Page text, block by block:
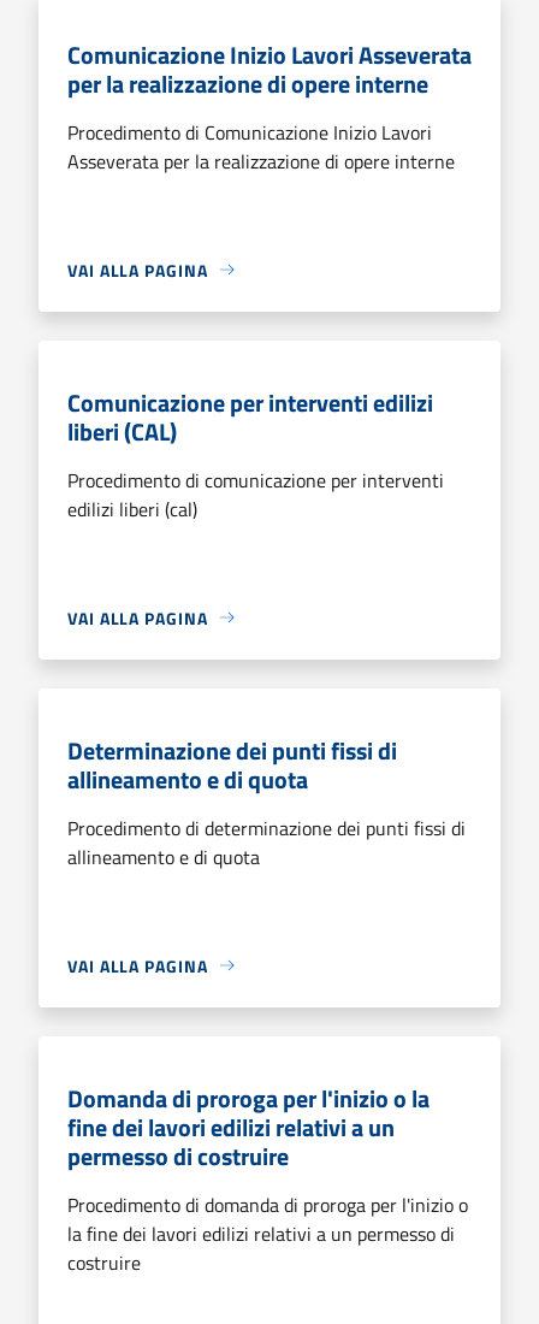
Comunicazione Inizio Lavori Asseverata
per la realizzazione di opere interne
Procedimento di Comunicazione Inizio Lavori
Asseverata per la realizzazione di opere interne
VAI ALLA PAGINA
Comunicazione per interventi edilizi
liberi (CAL)
Procedimento di comunicazione per interventi
edilizi liberi (cal)
VAI ALLA PAGINA
Determinazione dei punti fissi di
allineamento e di quota
Procedimento di determinazione dei punti fissi di
allineamento e di quota
VAI ALLA PAGINA
Domanda di proroga per l'inizio o la
fine dei lavori edilizi relativi a un
permesso di costruire
Procedimento di domanda di proroga per l'inizio o
la fine dei lavori edilizi relativi a un permesso di
costruire